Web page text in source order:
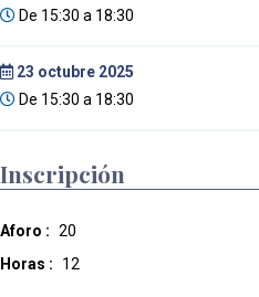
De 15:30 a 18:30
23 octubre 2025
De 15:30 a 18:30
Inscripción
Aforo : 20
Horas :
12